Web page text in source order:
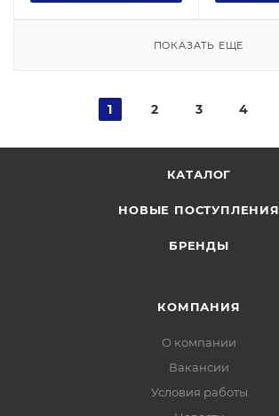
ПОКАЗАТЬ ЕЩЕ
1 2 3 4
КАТАЛОГ
НОВЫЕ ПОСТУПЛЕНИЯ
БРЕНДЫ
КОМПАНИЯ
О компании
Вакансии
Условия работы